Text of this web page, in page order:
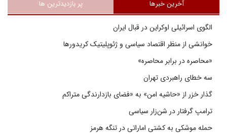
آخرین خبرها پر بازدیدترین ها
الگوی اسرائیلی اوکراین در قبال ایران
خوانشی از منظر اقتصاد سیاسی و ژئوپلیتیک کریدورها
«محاصره در برابر محاصره»
سه خطای راهبردی تهران
گذار خزر از «حاشیه امن» به «فضای بازدارندگی متراکم
ترامپ گرفتار در شن‌زار سیاسی
حمله موشکی به کشتی اماراتی در تنگه هرمز